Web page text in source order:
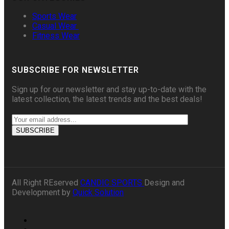
Sports Wear
Casual Wear
Fitness Wear
SUBSCRIBE FOR NEWSLETTER
Sign up for our newsletter and stay up-to-date with the
latest collection, the latest trends and the best deals!
All Right REserved CANDIC SPORTS Design and
Development by Quick Solution